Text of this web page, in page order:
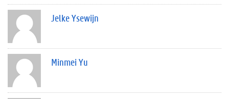
Jelke Ysewijn
Minmei Yu